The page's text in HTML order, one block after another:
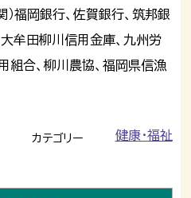
福岡銀行、佐賀銀行、筑邦銀
大牟田柳川信用金庫、九州労
組合、柳川農協、福岡県信漁
カテゴリー 健康・福祉